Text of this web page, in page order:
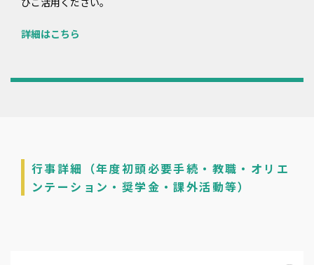
詳細はこちら
行事詳細（年度初頭必要手続・教職・オリエ
ンテーション・奨学金・課外活動等）